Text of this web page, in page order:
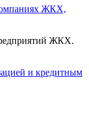
ЖКХ,
ЖКХ.
и кредитным